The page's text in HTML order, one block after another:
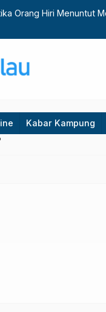
Orang Hiri Menuntut
Kabar Kampung